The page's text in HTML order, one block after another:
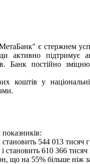
є стержнем
активно підтримує
постійно
коштів у
544 013 тисяч
становить 610 366 тисяч
що на 55% більше ніж